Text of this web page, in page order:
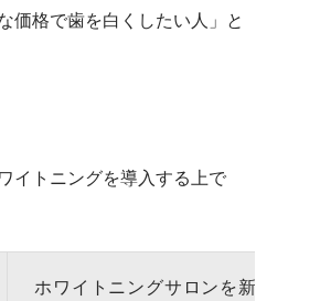
価格で歯を白くしたい人」と
イトニングを導入する上で
ホワイトニングサロンを新規開業